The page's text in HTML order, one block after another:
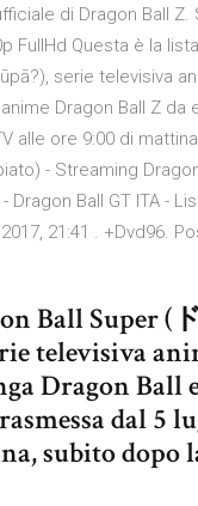
di Dragon Ball
FullHd Questa è la
serie televisiva
Dragon Ball Z da
alle ore 9:00 di
- Streaming
Dragon Ball GT ITA -
21:41 . +Dvd96.
Ball Super
televisiva
Dragon Ball
dal 5
subito dopo